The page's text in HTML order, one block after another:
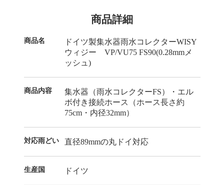
商品詳細
商品名
ドイツ製集水器雨水コレクターWISY
ウィジー VP/VU75 FS90(0.28mmメ
ッシュ)
商品内容
集水器（雨水コレクターFS）・エル
ボ付き接続ホース（ホース長さ約
75cm・内径32mm）
対応雨どい 直径89mmの丸ドイ対応
生産国 ドイツ